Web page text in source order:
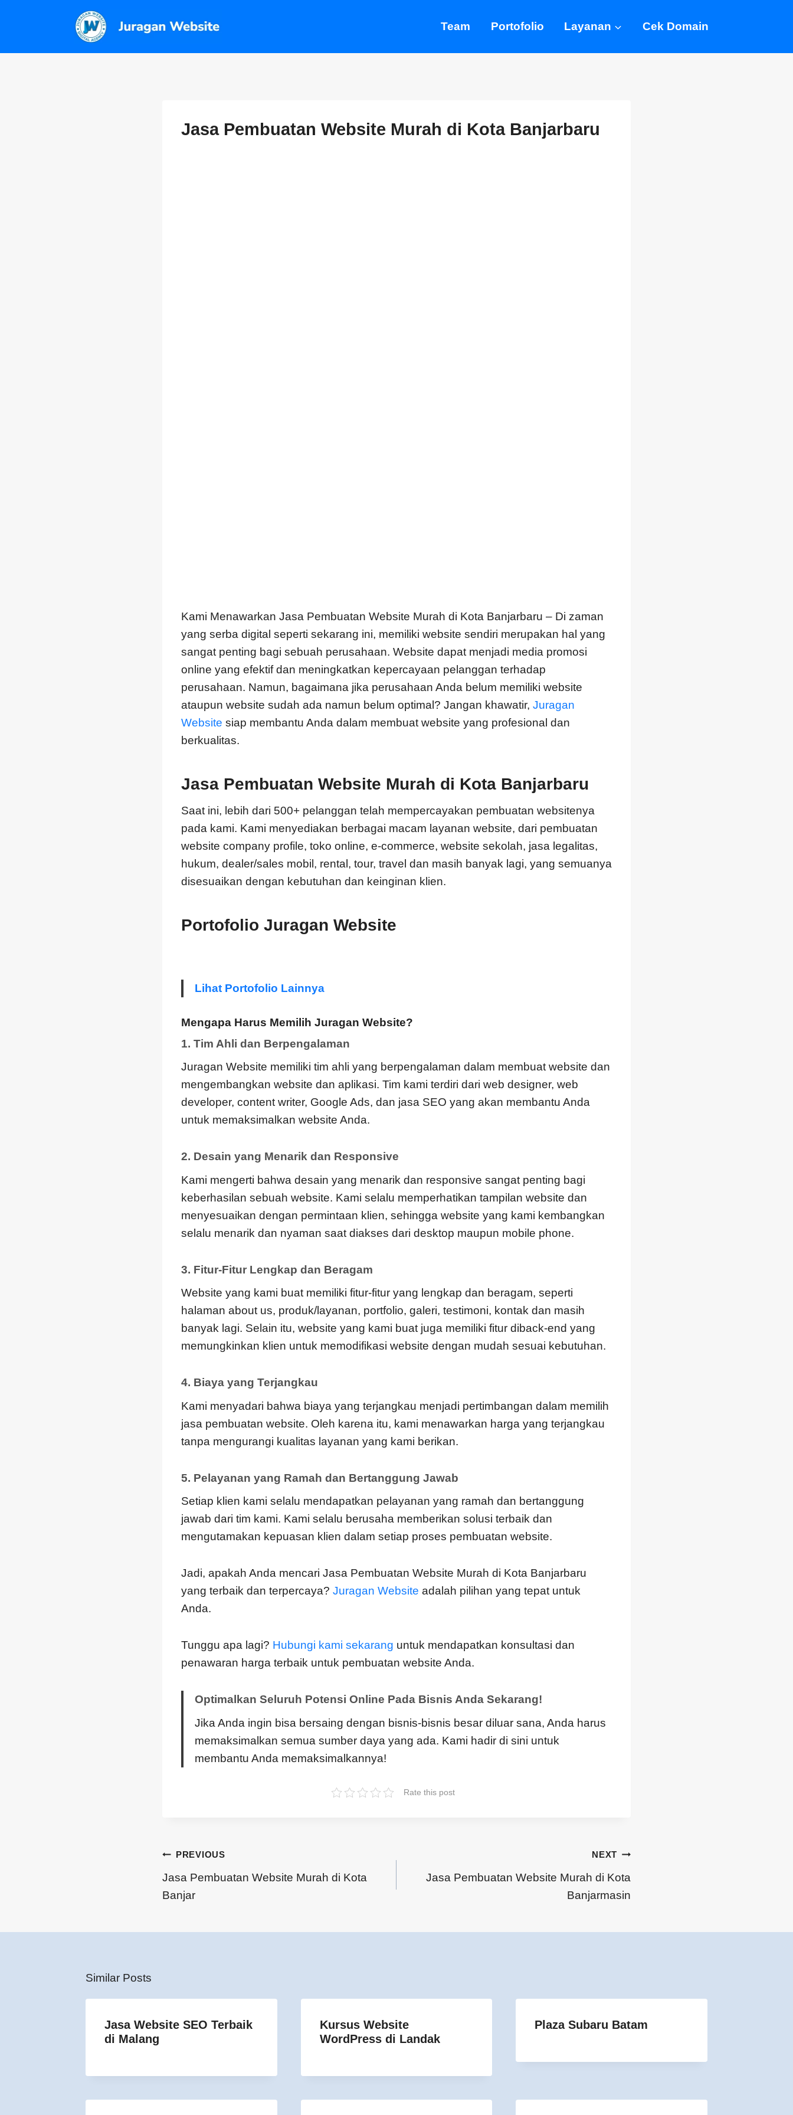
Team Portofolio Layanan Cek Domain
Jasa Pembuatan Website Murah di Kota Banjarbaru
Kami Menawarkan Jasa Pembuatan Website Murah di Kota Banjarbaru – Di zaman
yang serba digital seperti sekarang ini, memiliki website sendiri merupakan hal yang
sangat penting bagi sebuah perusahaan. Website dapat menjadi media promosi
online yang efektif dan meningkatkan kepercayaan pelanggan terhadap
perusahaan. Namun, bagaimana jika perusahaan Anda belum memiliki website
ataupun website sudah ada namun belum optimal? Jangan khawatir, Juragan
Website siap membantu Anda dalam membuat website yang profesional dan
berkualitas.
Jasa Pembuatan Website Murah di Kota Banjarbaru
Saat ini, lebih dari 500+ pelanggan telah mempercayakan pembuatan websitenya
pada kami. Kami menyediakan berbagai macam layanan website, dari pembuatan
website company profile, toko online, e-commerce, website sekolah, jasa legalitas,
hukum, dealer/sales mobil, rental, tour, travel dan masih banyak lagi, yang semuanya
disesuaikan dengan kebutuhan dan keinginan klien.
Portofolio Juragan Website
Lihat Portofolio Lainnya
Mengapa Harus Memilih Juragan Website?
1. Tim Ahli dan Berpengalaman
Juragan Website memiliki tim ahli yang berpengalaman dalam membuat website dan
mengembangkan website dan aplikasi. Tim kami terdiri dari web designer, web
developer, content writer, Google Ads, dan jasa SEO yang akan membantu Anda
untuk memaksimalkan website Anda.
2. Desain yang Menarik dan Responsive
Kami mengerti bahwa desain yang menarik dan responsive sangat penting bagi
keberhasilan sebuah website. Kami selalu memperhatikan tampilan website dan
menyesuaikan dengan permintaan klien, sehingga website yang kami kembangkan
selalu menarik dan nyaman saat diakses dari desktop maupun mobile phone.
3. Fitur-Fitur Lengkap dan Beragam
Website yang kami buat memiliki fitur-fitur yang lengkap dan beragam, seperti
halaman about us, produk/layanan, portfolio, galeri, testimoni, kontak dan masih
banyak lagi. Selain itu, website yang kami buat juga memiliki fitur diback-end yang
memungkinkan klien untuk memodifikasi website dengan mudah sesuai kebutuhan.
4. Biaya yang Terjangkau
Kami menyadari bahwa biaya yang terjangkau menjadi pertimbangan dalam memilih
jasa pembuatan website. Oleh karena itu, kami menawarkan harga yang terjangkau
tanpa mengurangi kualitas layanan yang kami berikan.
5. Pelayanan yang Ramah dan Bertanggung Jawab
Setiap klien kami selalu mendapatkan pelayanan yang ramah dan bertanggung
jawab dari tim kami. Kami selalu berusaha memberikan solusi terbaik dan
mengutamakan kepuasan klien dalam setiap proses pembuatan website.
Jadi, apakah Anda mencari Jasa Pembuatan Website Murah di Kota Banjarbaru
yang terbaik dan terpercaya? Juragan Website adalah pilihan yang tepat untuk
Anda.
Tunggu apa lagi? Hubungi kami sekarang untuk mendapatkan konsultasi dan
penawaran harga terbaik untuk pembuatan website Anda.
Optimalkan Seluruh Potensi Online Pada Bisnis Anda Sekarang!
Jika Anda ingin bisa bersaing dengan bisnis-bisnis besar diluar sana, Anda harus
memaksimalkan semua sumber daya yang ada. Kami hadir di sini untuk
membantu Anda memaksimalkannya!
Rate this post
PREVIOUS
Jasa Pembuatan Website Murah di Kota
Banjar
NEXT
Jasa Pembuatan Website Murah di Kota
Banjarmasin
Similar Posts
Jasa Website SEO Terbaik
di Malang
Kursus Website
WordPress di Landak
Plaza Subaru Batam